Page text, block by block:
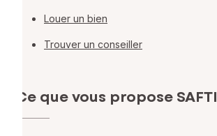
Louer un bien
Trouver un conseiller
Ce que vous propose SAFTI